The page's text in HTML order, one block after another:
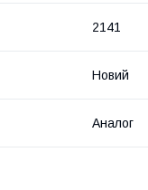
2141
Новий
Аналог